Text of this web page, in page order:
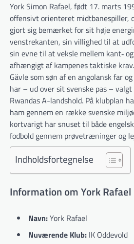
York Simon Rafael, født 17. marts
offensivt orienteret midtbanespiller,
gjort sig bemærket for sit høje
venstrekanten, sin villighed til at
sin evne til at veksle mellem kant‐
afhængigt af kampenes taktiske
Gävle som søn af en angolansk far
har – ud over sit svenske pas –
Rwandas A-landshold. På klubplan
ham gennem en række svenske
kortvarigt har snuset til både
fodbold gennem prøvetræninger og
Indholdsfortegnelse
Information om York Rafael
Navn:York Rafael
Nuværende Klub: IK Oddevold